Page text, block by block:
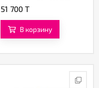
(21,5 см)
51 700 T
В корзину